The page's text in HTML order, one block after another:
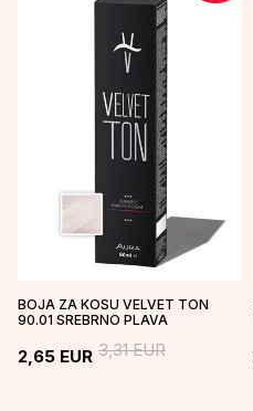
BOJA ZA KOSU VELVET TON
90.01 SREBRNO PLAVA
2,65 EUR 3,31EUR